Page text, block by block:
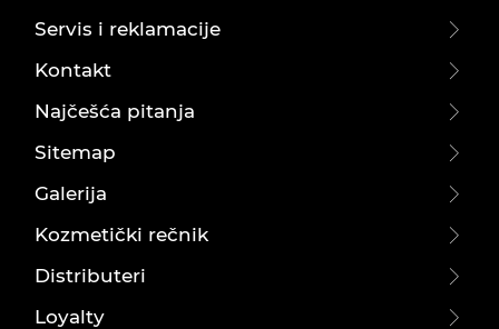
Servis i reklamacije
Kontakt
Najčešća pitanja
Sitemap
Galerija
Kozmetički rečnik
Distributeri
Loyalty